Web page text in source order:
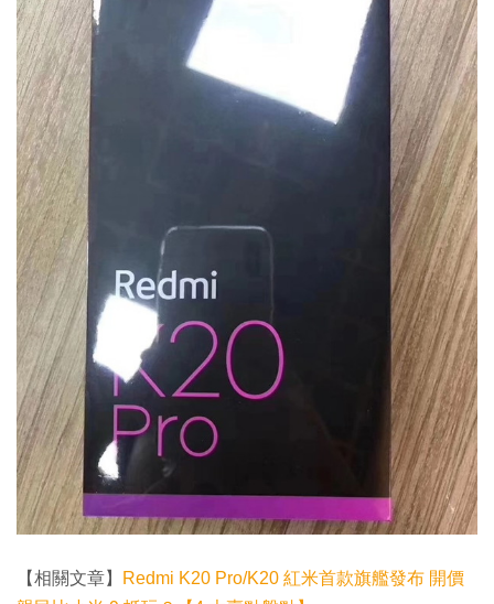
【相關文章】
Redmi K20 Pro/K20 紅米首款旗艦發布 開價